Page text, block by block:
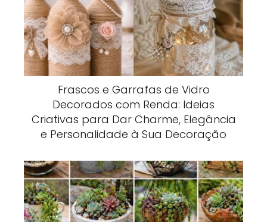
Frascos e Garrafas de Vidro
Decorados com Renda: Ideias
Criativas para Dar Charme, Elegância
e Personalidade à Sua Decoração